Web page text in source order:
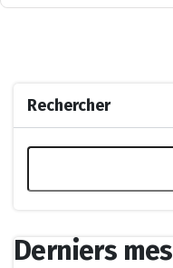
Rechercher
Derniers